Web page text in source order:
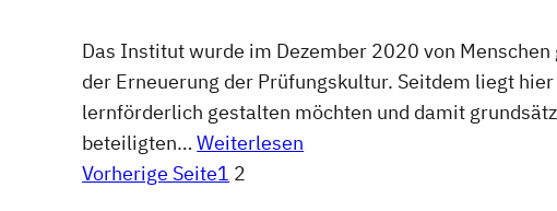
Das Institut wurde im Dezember 2020 von
der Erneuerung der Prüfungskultur. Seitdem liegt
lernförderlich gestalten möchten und damit
beteiligten…Weiterlesen
Vorherige Seite1 2